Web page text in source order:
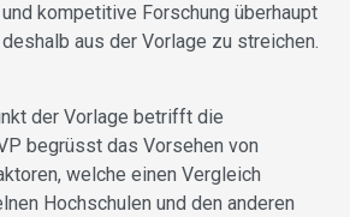
kompetitive Forschung überhaupt
aus der Vorlage zu streichen.
der Vorlage betrifft die
begrüsst das Vorsehen von
welche einen Vergleich
Hochschulen und den anderen